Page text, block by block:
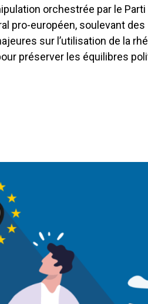
orchestrée par le Parti
pro-européen, soulevant des
sur l’utilisation de la
préserver les équilibres